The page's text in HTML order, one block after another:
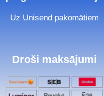
Uz Unisend pakomātiem
Droši maksājumi